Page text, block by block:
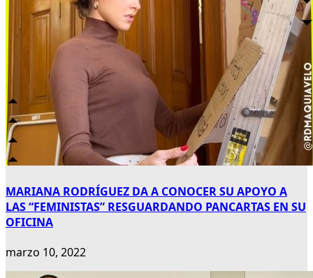
MARIANA RODRÍGUEZ DA A CONOCER SU APOYO A
LAS “FEMINISTAS” RESGUARDANDO PANCARTAS EN SU
OFICINA
marzo 10, 2022